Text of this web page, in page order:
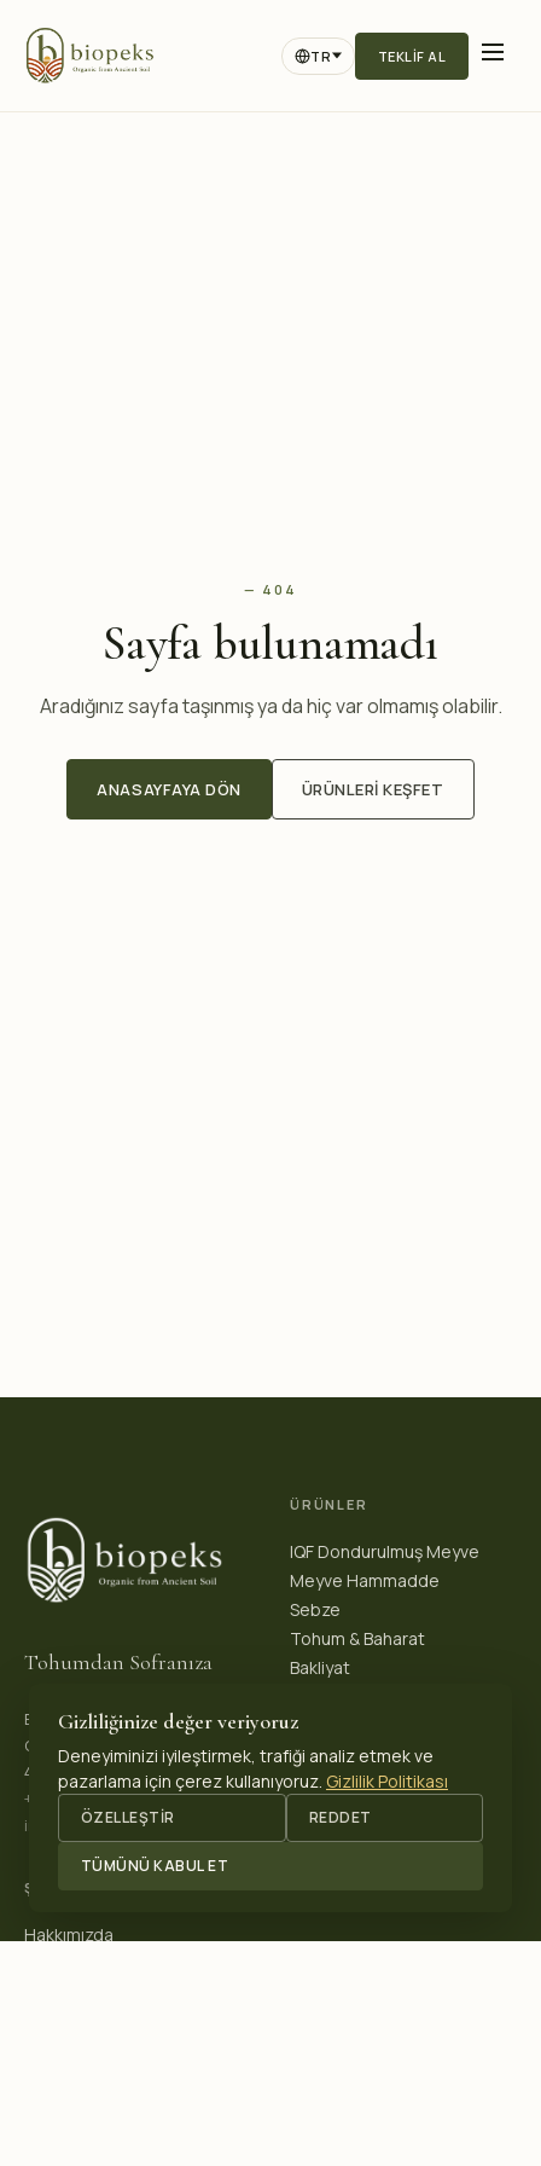
TR TEKLIF AL
— 404
Sayfa bulunamadı
Aradığınız sayfa taşınmış ya da hiç var olmamış olabilir.
ANASAYFAYA DÖN ÜRÜNLERI KEŞFET
Tohumdan Sofranıza
Biopeks Organik Ürünler
OSB. Reis Mh, 4. Sk 30/1,
42570 Akşehir / Konya, Türkiye
+90 531 625 70 04·
info@biopeks.com
ÜRÜNLER
IQF Dondurulmuş Meyve
Meyve Hammadde
Sebze
Tohum & Baharat
Bakliyat
ŞIRKET
Hakkımızda
Gizliliğinize değer veriyoruz
Deneyiminizi iyileştirmek, trafiği analiz etmek ve
pazarlama için çerez kullanıyoruz. Gizlilik Politikası
ÖZELLEŞTIR REDDET
TÜMÜNÜ KABUL ET